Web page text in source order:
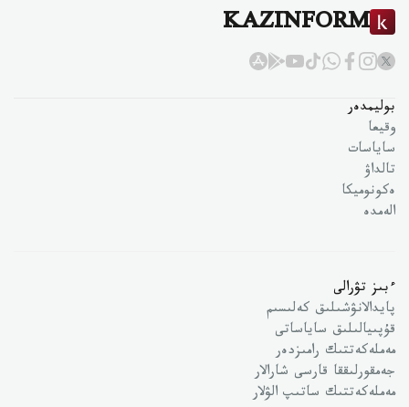
KAZINFORM
بوليمدەر
وقيعا
ساياسات
تالداۋ
ەكونوميكا
الەمدە
ءبىز تۋرالى
پايدالانۋشىلىق كەلىسىم
قۇپىيالىلىق ساياساتى
مەملەكەتتىك رامىزدەر
جەمقورلىققا قارسى شارالار
مەملەكەتتىك ساتىپ الۋلار